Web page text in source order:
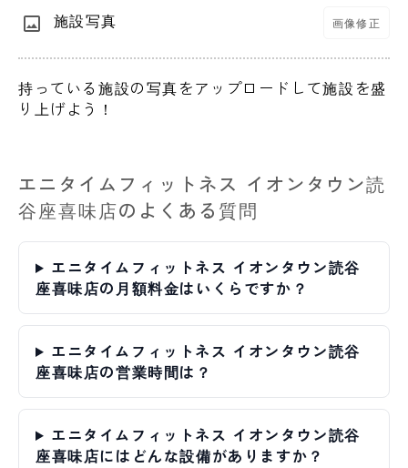
施設写真 画像修正
持っている施設の写真をアップロードして施設を盛
り上げよう！
エニタイムフィットネス イオンタウン読
谷座喜味店のよくある質問
エニタイムフィットネス イオンタウン読谷
座喜味店の月額料金はいくらですか？
エニタイムフィットネス イオンタウン読谷
座喜味店の営業時間は？
エニタイムフィットネス イオンタウン読谷
座喜味店にはどんな設備がありますか？